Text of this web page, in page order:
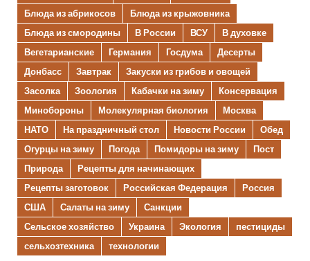
Блюда из абрикосов
Блюда из крыжовника
Блюда из смородины
В России ВСУ
В духовке
Вегетарианские
Германия Госдума
Десерты
Донбасс
Завтрак
Закуски из грибов и овощей
Засолка
Зоология Кабачки на зиму
Консервация
Минобороны
Молекулярная биология
Москва
НАТО
На праздничный стол Новости России
Обед
Огурцы на зиму
Погода Помидоры на зиму
Пост
Природа
Рецепты для начинающих
Рецепты заготовок
Российская Федерация
Россия
США
Салаты на зиму
Санкции
Сельское хозяйство
Украина Экология
пестициды
сельхозтехника
технологии